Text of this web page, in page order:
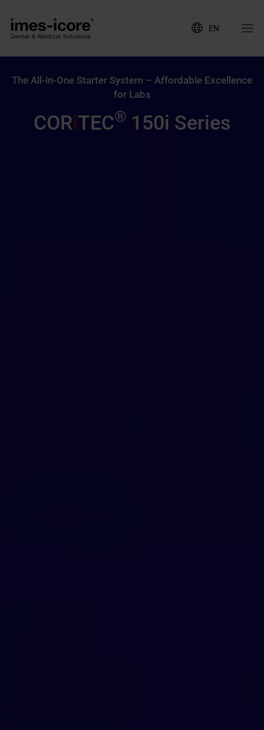
EN
The All-in-One Starter System – Affordable Excellence
for Labs
CORiTEC® 150i Series